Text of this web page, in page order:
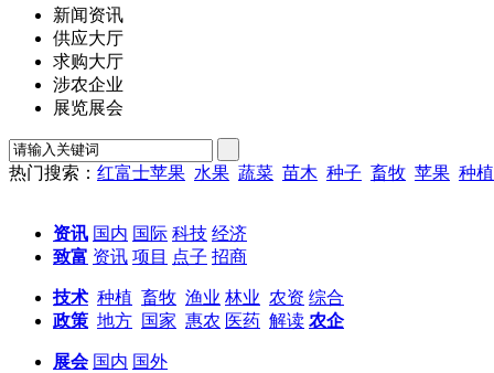
新闻资讯
供应大厅
求购大厅
涉农企业
展览展会
热门搜索： 红富士苹果 水果 蔬菜 苗木 种子 畜牧 苹果 种植
资讯 国内 国际 科技 经济
致富 资讯 项目 点子 招商
技术 种植 畜牧 渔业 林业 农资 综合
政策 地方 国家 惠农 医药 解读 农企
展会 国内 国外